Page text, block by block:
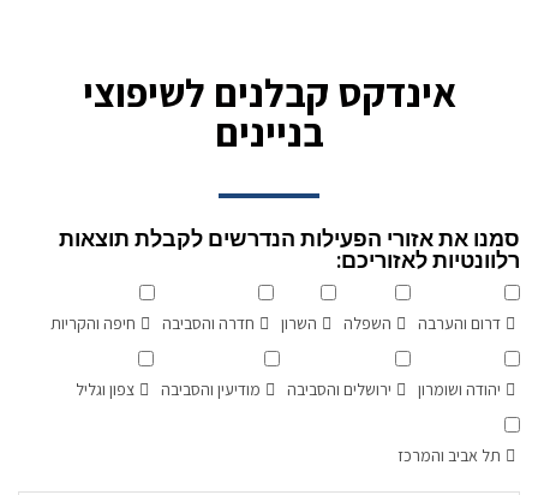
אינדקס קבלנים לשיפוצי
בניינים
סמנו את אזורי הפעילות הנדרשים לקבלת תוצאות
רלוונטיות לאזוריכם:
דרום והערבה השפלה השרון חדרה והסביבה חיפה והקריות
יהודה ושומרון ירושלים והסביבה מודיעין והסביבה צפון וגליל
תל אביב והמרכז